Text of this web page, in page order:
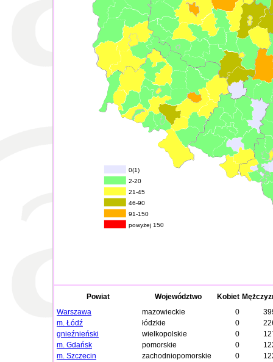
0(1)
2-20
21-45
46-90
91-150
powyżej 150
Powiat Województwo Kobiet
Warszawa
mazowieckie 0
m. Łódź
łódzkie 0
gnieźnieński
wielkopolskie 0
m. Gdańsk
pomorskie 0
m. Szczecin
zachodniopomorskie 0